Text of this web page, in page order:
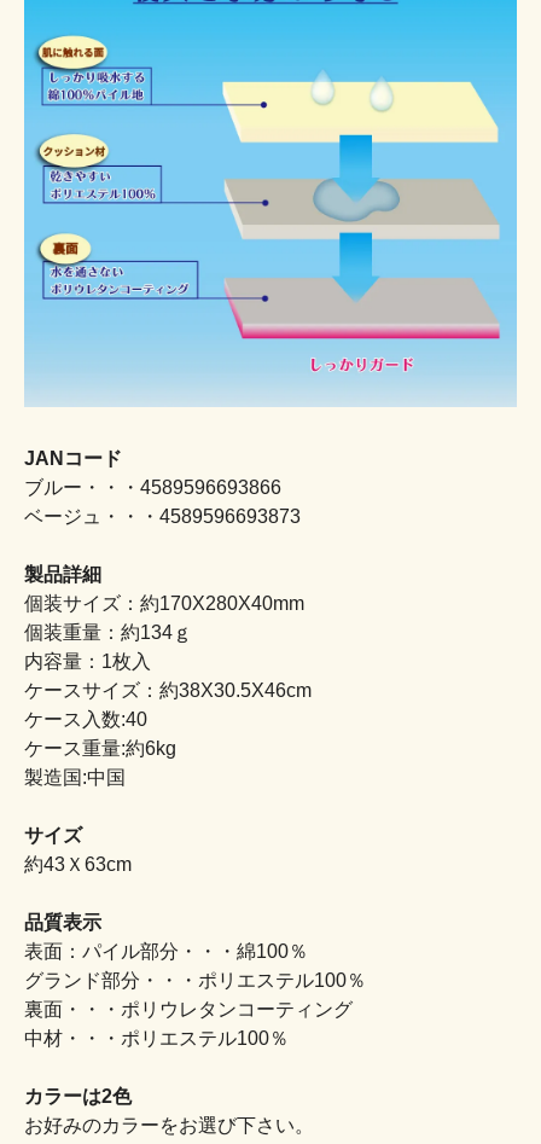
JANコード
ブルー・・・4589596693866
ベージュ・・・4589596693873
製品詳細
個装サイズ：約170X280X40mm
個装重量：約134ｇ
内容量：1枚入
ケースサイズ：約38X30.5X46cm
ケース入数:40
ケース重量:約6kg
製造国:中国
サイズ
約43Ｘ63cm
品質表示
表面：パイル部分・・・綿100％
グランド部分・・・ポリエステル100％
裏面・・・ポリウレタンコーティング
中材・・・ポリエステル100％
カラーは2色
お好みのカラーをお選び下さい。